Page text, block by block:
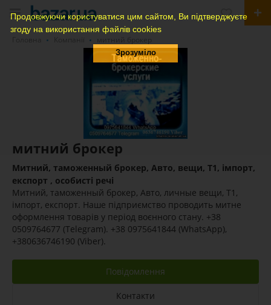
Продовжуючи користуватися цим сайтом, Ви підтверджуєте
згоду на використання файлів cookies
Зрозуміло
митний брокер
Митний, таможенный брокер, Авто, вещи, Т1, імпорт,
експорт , особисті речі
Митний, таможенный брокер, Авто, личные вещи, Т1,
імпорт, експорт. Наше підприємство проводить митне
оформлення товарів у період воєнного стану. +38
0509764677 (Telegram). +38 0975641844 (WhatsApp),
+380636746190 (Viber).
Повідомлення
Контакти